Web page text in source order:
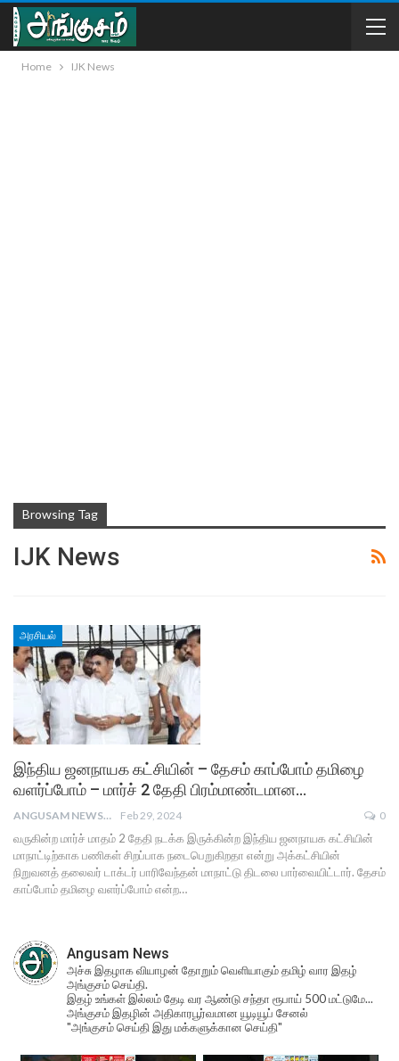
Home IJK News
Browsing Tag
IJK News
அரசியல்
இந்திய ஜனநாயக கட்சியின் – தேசம் காப்போம் தமிழை
வளர்ப்போம் – மார்ச் 2 தேதி பிரம்மாண்டமான…
ANGUSAM NEWS Feb 29, 2024 0
வருகின்ற மார்ச் மாதம் 2 தேதி நடக்க இருக்கின்ற இந்திய ஜனநாயக கட்சியின்
மாநாட்டிற்காக பணிகள் சிறப்பாக நடைபெறுகிறதா என்று அக்கட்சியின்
நிறுவனத் தலைவர் டாக்டர் பாரிவேந்தன் மாநாட்டு திடலை பார்வையிட்டார். தேசம்
காப்போம் தமிழை வளர்ப்போம் என்ற…
Angusam News
அச்சு இதழாக வியாழன் தோறும் வெளியாகும் தமிழ் வார இதழ்
அங்குசம் செய்தி.
இதழ் உங்கள் இல்லம் தேடி வர ஆண்டு சந்தா ரூபாய் 500 மட்டுமே...
அங்குசம் இதழின் அதிகாரபூர்வமான யூடியூப் சேனல்
"அங்குசம் செய்தி இது மக்களுக்கான செய்தி"